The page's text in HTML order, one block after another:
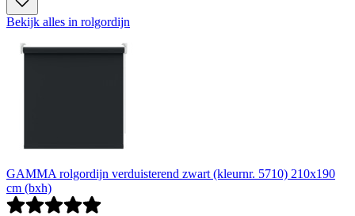
Bekijk alles in rolgordijn
GAMMA rolgordijn verduisterend zwart (kleurnr. 5710) 210x190
cm (bxh)